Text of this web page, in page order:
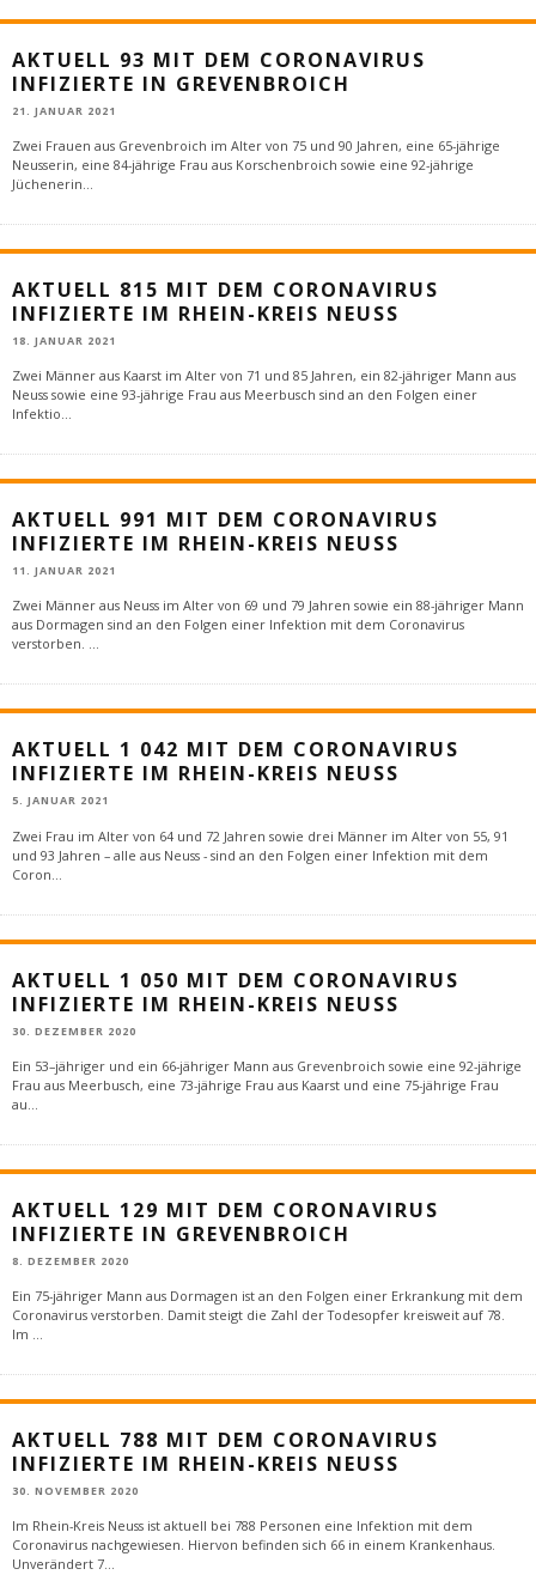
AKTUELL 93 MIT DEM CORONAVIRUS
INFIZIERTE IN GREVENBROICH
21. JANUAR 2021
Zwei Frauen aus Grevenbroich im Alter von 75 und 90 Jahren, eine 65-jährige
Neusserin, eine 84-jährige Frau aus Korschenbroich sowie eine 92-jährige
Jüchenerin...
AKTUELL 815 MIT DEM CORONAVIRUS
INFIZIERTE IM RHEIN-KREIS NEUSS
18. JANUAR 2021
Zwei Männer aus Kaarst im Alter von 71 und 85 Jahren, ein 82-jähriger Mann aus
Neuss sowie eine 93-jährige Frau aus Meerbusch sind an den Folgen einer
Infektio...
AKTUELL 991 MIT DEM CORONAVIRUS
INFIZIERTE IM RHEIN-KREIS NEUSS
11. JANUAR 2021
Zwei Männer aus Neuss im Alter von 69 und 79 Jahren sowie ein 88-jähriger Mann
aus Dormagen sind an den Folgen einer Infektion mit dem Coronavirus
verstorben. ...
AKTUELL 1 042 MIT DEM CORONAVIRUS
INFIZIERTE IM RHEIN-KREIS NEUSS
5. JANUAR 2021
Zwei Frau im Alter von 64 und 72 Jahren sowie drei Männer im Alter von 55, 91
und 93 Jahren – alle aus Neuss - sind an den Folgen einer Infektion mit dem
Coron
AKTUELL 1 050 MIT DEM CORONAVIRUS
INFIZIERTE IM RHEIN-KREIS NEUSS
30. DEZEMBER 2020
Ein 53–jähriger und ein 66-jähriger Mann aus Grevenbroich sowie eine 92-jährige
Frau aus Meerbusch, eine 73-jährige Frau aus Kaarst und eine 75-jährige Frau
au
AKTUELL 129 MIT DEM CORONAVIRUS
INFIZIERTE IN GREVENBROICH
8. DEZEMBER 2020
Ein 75-jähriger Mann aus Dormagen ist an den Folgen einer Erkrankung mit dem
Coronavirus verstorben. Damit steigt die Zahl der Todesopfer kreisweit auf 78.
Im
AKTUELL 788 MIT DEM CORONAVIRUS
INFIZIERTE IM RHEIN-KREIS NEUSS
30. NOVEMBER 2020
Im Rhein-Kreis Neuss ist aktuell bei 788 Personen eine Infektion mit dem
Coronavirus nachgewiesen. Hiervon befinden sich 66 in einem Krankenhaus.
Unverändert 7